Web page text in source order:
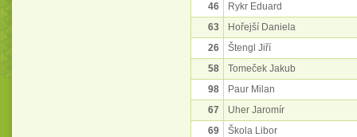
46
Rykr Eduard
63
Hořejší Daniela
26
Štengl Jiří
58
Tomeček Jakub
98
Paur Milan
67
Uher Jaromír
69
Škola Libor